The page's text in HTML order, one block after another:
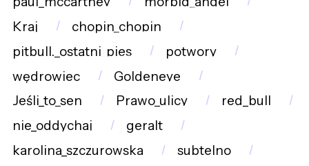
Kraj
chopin_chopin
pitbull._ostatni_pies
potwory
wędrowiec
Goldeneye
Jeśli_to_sen
Prawo_ulicy
red_bull
nie_oddychaj
geralt
karolina_szczurowska
subtelno